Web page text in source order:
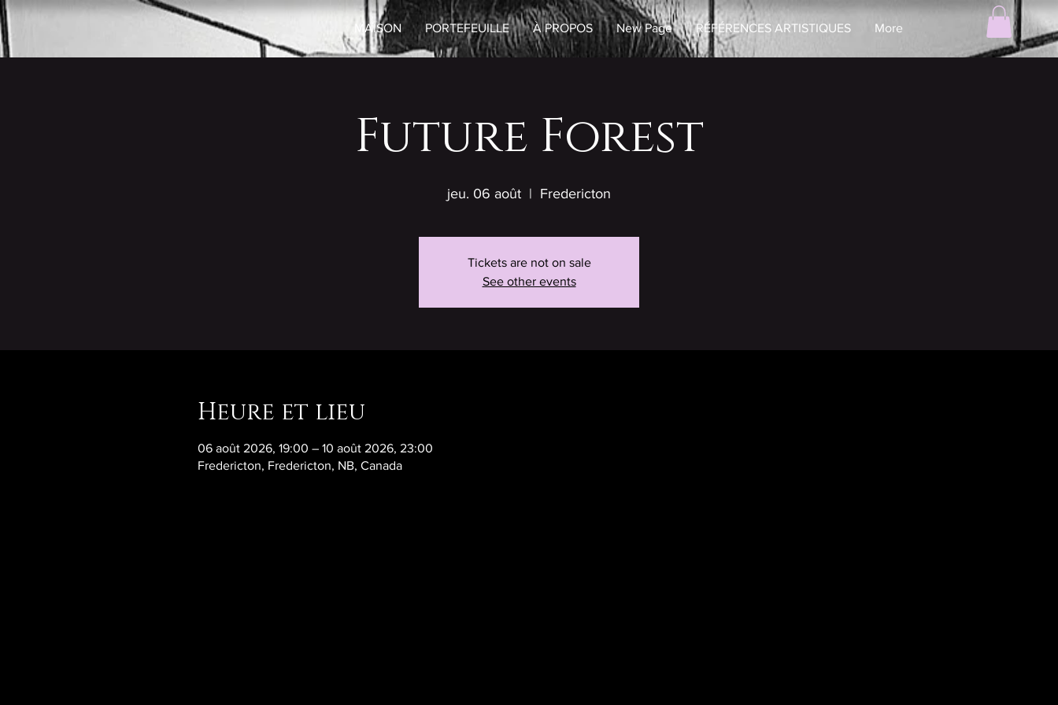
MAISON PORTEFEUILLE À PROPOS New Page RÉFÉRENCES ARTISTIQUES More
Future Forest
jeu. 06 août
  |
Fredericton
Tickets are not on sale
See other events
Heure et lieu
06 août 2026, 19:00 – 10 août 2026, 23:00
Fredericton, Fredericton, NB, Canada